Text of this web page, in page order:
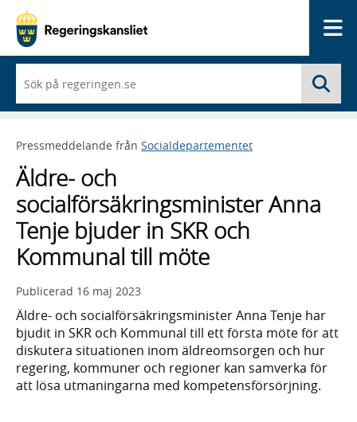
du
börjar
skriva
framträder
en
lista
med
sökförslag
Pressmeddelande från Socialdepartementet
Äldre- och
socialförsäkringsminister Anna
Tenje bjuder in SKR och
Kommunal till möte
Publicerad 16 maj 2023
Äldre- och socialförsäkringsminister Anna Tenje har
bjudit in SKR och Kommunal till ett första möte för att
diskutera situationen inom äldreomsorgen och hur
regering, kommuner och regioner kan samverka för
att lösa utmaningarna med kompetensförsörjning.